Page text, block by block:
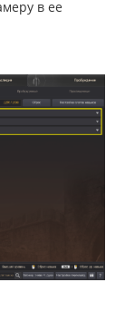
в ее